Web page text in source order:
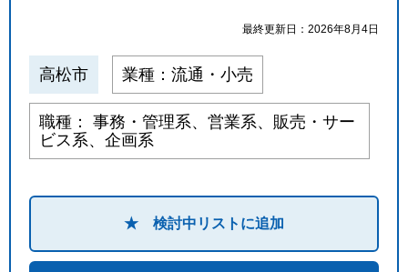
最終更新日：2026年8月4日
高松市 業種：流通・小売
職種： 事務・管理系、営業系、販売・サー
ビス系、企画系
★ 検討中リストに追加